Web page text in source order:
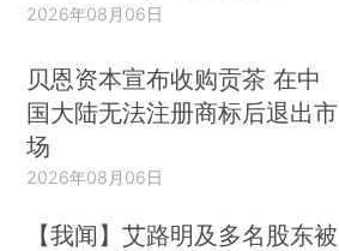
2026年08月06日
贝恩资本宣布收购贡茶 在中
国大陆无法注册商标后退出市
场
2026年08月06日
【我闻】艾路明及多名股东被